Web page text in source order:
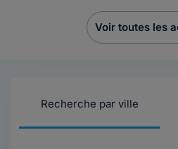
Voir toutes les
Recherche par ville